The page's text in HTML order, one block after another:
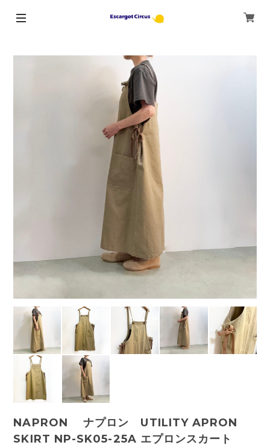
NAPRON ナプロン UTILITY APRON
SKIRT NP-SK05-25A エプロンスカート